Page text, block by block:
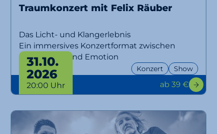
Traumkonzert mit Felix Räuber
Das Licht- und Klangerlebnis
Ein immersives Konzertformat zwischen
Musik, Licht und Emotion
Konzert Show
31.10.
2026
20:00 Uhr ab 39 €